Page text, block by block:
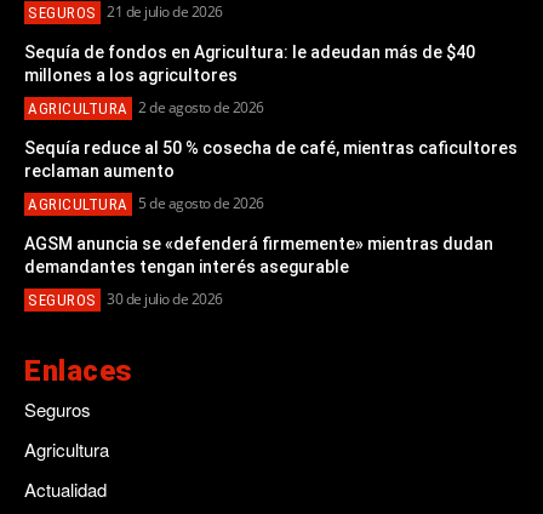
SEGUROS 21 de julio de 2026
Sequía de fondos en Agricultura: le adeudan más de $40
millones a los agricultores
AGRICULTURA 2 de agosto de 2026
Sequía reduce al 50 % cosecha de café, mientras caficultores
reclaman aumento
AGRICULTURA 5 de agosto de 2026
AGSM anuncia se «defenderá firmemente» mientras dudan
demandantes tengan interés asegurable
SEGUROS 30 de julio de 2026
Enlaces
Seguros
Agricultura
Actualidad